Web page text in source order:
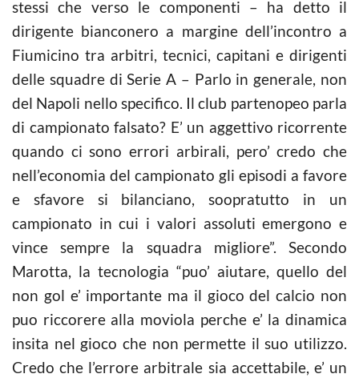
stessi che verso le componenti – ha detto il
dirigente bianconero a margine dell’incontro a
Fiumicino tra arbitri, tecnici, capitani e dirigenti
delle squadre di Serie A – Parlo in generale, non
del Napoli nello specifico. Il club partenopeo parla
di campionato falsato? E’ un aggettivo ricorrente
quando ci sono errori arbirali, pero’ credo che
nell’economia del campionato gli episodi a favore
e sfavore si bilanciano, soopratutto in un
campionato in cui i valori assoluti emergono e
vince sempre la squadra migliore”. Secondo
Marotta, la tecnologia “puo’ aiutare, quello del
non gol e’ importante ma il gioco delcalcio non
puo riccorere alla moviola perche e’ la dinamica
insita nel gioco che non permette il suo utilizzo.
Credo che l’errore arbitrale sia accettabile, e’ un